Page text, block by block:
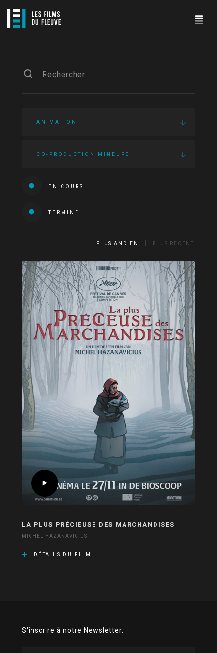
ANIMATION
CO-PRODUCTION MINEURE
EN COURS
TERMINÉ
PLUS ANCIEN PLUS RÉCENT
LA PLUS PRÉCIEUSE DES MARCHANDISES
MICHEL HAZANAVICIUS
DÉTAILS DU FILM
S'inscrire à notre Newsletter.